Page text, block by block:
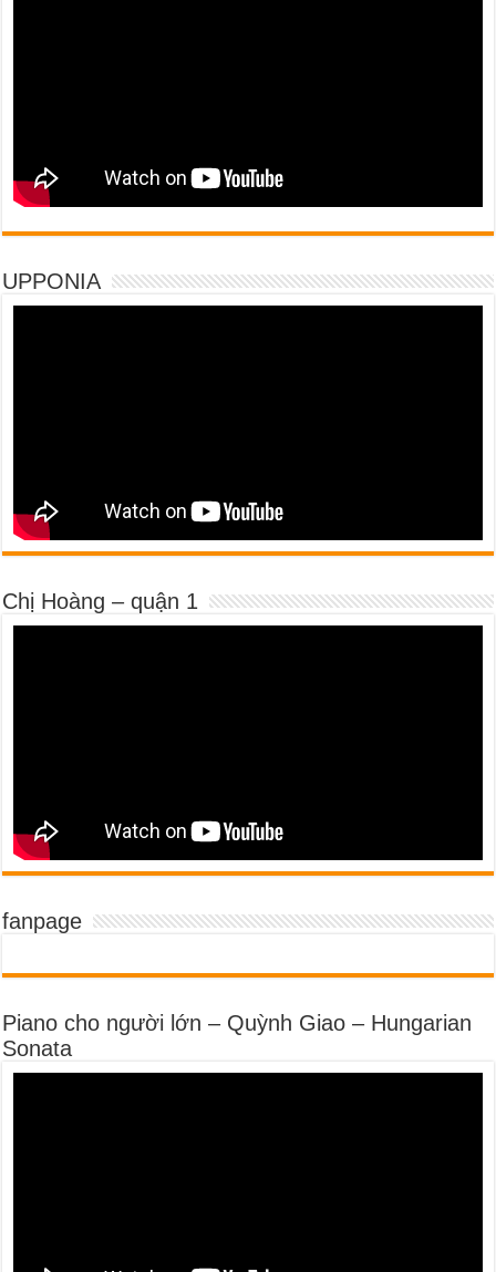
UPPONIA
Chị Hoàng – quận 1
fanpage
Piano cho người lớn – Quỳnh Giao – Hungarian
Sonata